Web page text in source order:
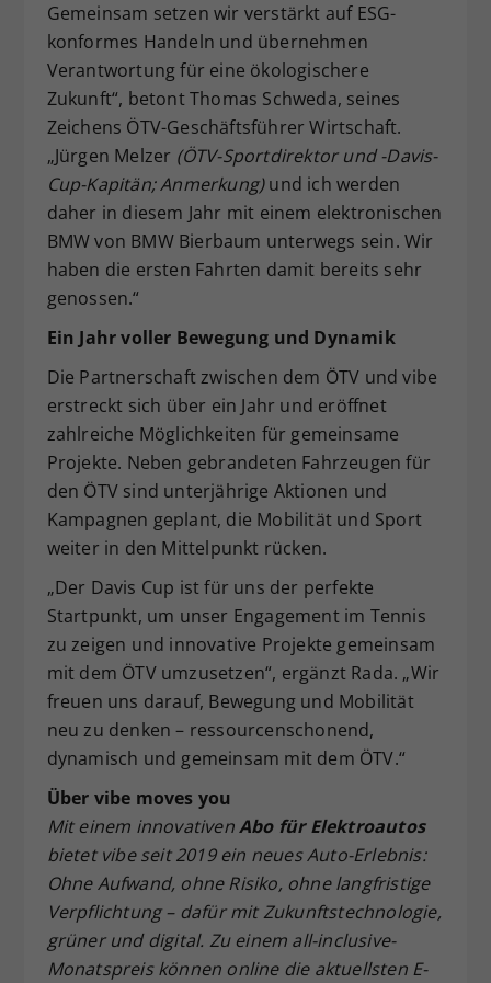
Gemeinsam setzen wir verstärkt auf ESG-
konformes Handeln und übernehmen
Verantwortung für eine ökologischere
Zukunft“, betont Thomas Schweda, seines
Zeichens ÖTV-Geschäftsführer Wirtschaft.
„Jürgen Melzer (ÖTV-Sportdirektor und -Davis-
Cup-Kapitän; Anmerkung)und ich werden
daher in diesem Jahr mit einem elektronischen
BMW von BMW Bierbaum unterwegs sein. Wir
haben die ersten Fahrten damit bereits sehr
genossen.“
Ein Jahr voller Bewegung und Dynamik
Die Partnerschaft zwischen dem ÖTV und vibe
erstreckt sich über ein Jahr und eröffnet
zahlreiche Möglichkeiten für gemeinsame
Projekte. Neben gebrandeten Fahrzeugen für
den ÖTV sind unterjährige Aktionen und
Kampagnen geplant, die Mobilität und Sport
weiter in den Mittelpunkt rücken.
„Der Davis Cup ist für uns der perfekte
Startpunkt, um unser Engagement im Tennis
zu zeigen und innovative Projekte gemeinsam
mit dem ÖTV umzusetzen“, ergänzt Rada. „Wir
freuen uns darauf, Bewegung und Mobilität
neu zu denken – ressourcenschonend,
dynamisch und gemeinsam mit dem ÖTV.“
Über vibe moves you
Mit einem innovativenAbo für Elektroautos
bietet vibe seit 2019 ein neues Auto-Erlebnis:
Ohne Aufwand, ohne Risiko, ohne langfristige
Verpflichtung – dafür mit Zukunftstechnologie,
grüner und digital. Zu einem all-inclusive-
Monatspreis können online die aktuellsten E-